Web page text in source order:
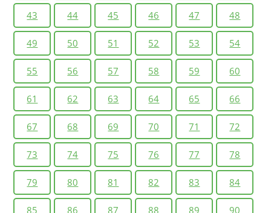
43 44 45 46 47 48
49 50 51 52 53 54
55 56 57 58 59 60
61 62 63 64 65 66
67 68 69 70 71 72
73 74 75 76 77 78
79 80 81 82 83 84
85 86 87 88 89 90